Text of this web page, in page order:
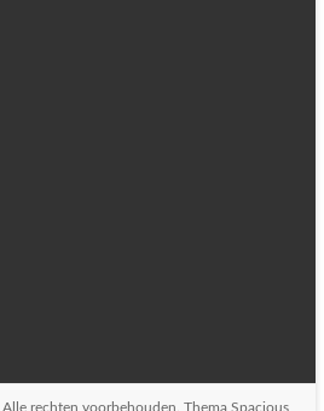
. Alle rechten voorbehouden. Thema Spacious